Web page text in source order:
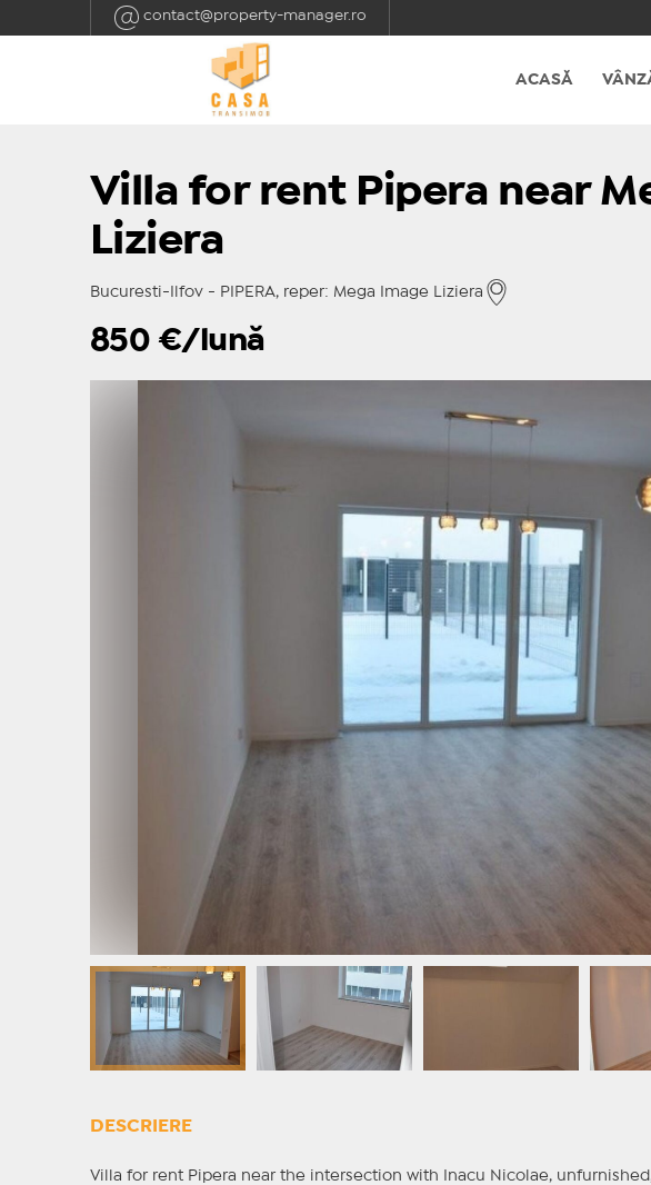
contact@property-manager.ro
ACASĂ
Villa for rent Pipera near
Liziera
Bucuresti-Ilfov - PIPERA, reper: Mega Image Liziera
850 €/lună
DESCRIERE
Villa for rent Pipera near the intersection with Inacu Nicolae,